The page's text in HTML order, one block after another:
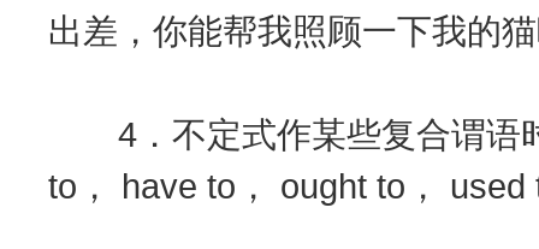
出差，你能帮我照顾一下我的
4．不定式作某些复合谓语
to， have to， ought to， used